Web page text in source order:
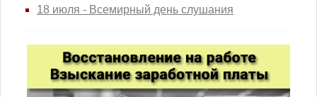
18 июля - Всемирный день слушания